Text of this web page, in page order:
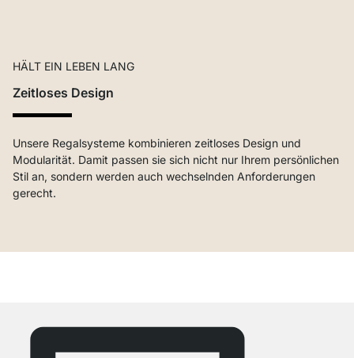
HÄLT EIN LEBEN LANG
Zeitloses Design
Unsere Regalsysteme kombinieren zeitloses Design und
Modularität. Damit passen sie sich nicht nur Ihrem persönlichen
Stil an, sondern werden auch wechselnden Anforderungen
gerecht.